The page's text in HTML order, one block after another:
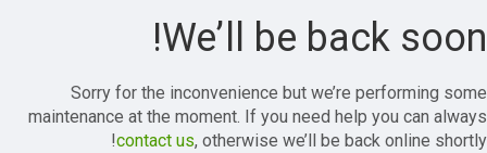
We’ll be back soon!
Sorry for the inconvenience but we’re performing some
maintenance at the moment. If you need help you can always
contact us, otherwise we’ll be back online shortly!